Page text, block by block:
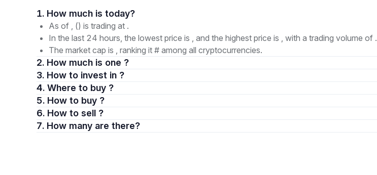
1. How much is today?
As of , () is trading at .
In the last 24 hours, the lowest price is , and the highest price is , with a trading volume of .
The market cap is , ranking it # among all cryptocurrencies.
2. How much is one ?
3. How to invest in ?
4. Where to buy ?
5. How to buy ?
6. How to sell ?
7. How many are there?